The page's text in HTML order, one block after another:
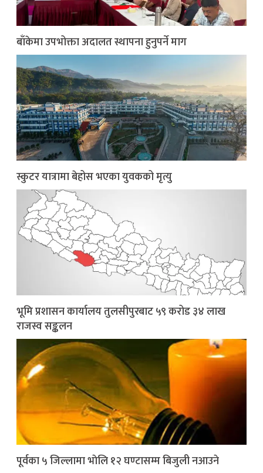
बाँकेमा उपभोक्ता अदालत स्थापना हुनुपर्ने माग
स्कुटर यात्रामा बेहोस भएका युवकको मृत्यु
भूमि प्रशासन कार्यालय तुलसीपुरबाट ५९ करोड ३४ लाख
राजस्व सङ्कलन
पूर्वका ५ जिल्लामा भाेलि १२ घण्टासम्म बिजुली नआउने